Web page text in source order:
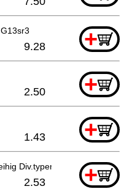
+
9.28
+
2.50
+
1.43
Div.typen Till 10.1999 For
+
2.53